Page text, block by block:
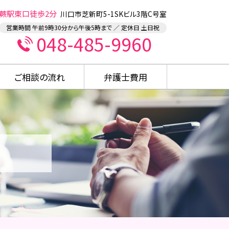
蕨駅東口徒歩2分 川口市芝新町5-1SKビル3階C号室
営業時間 午前9時30分から午後5時まで ／ 定休日 土日祝
048-485-9960
ご相談の流れ 弁護士費用